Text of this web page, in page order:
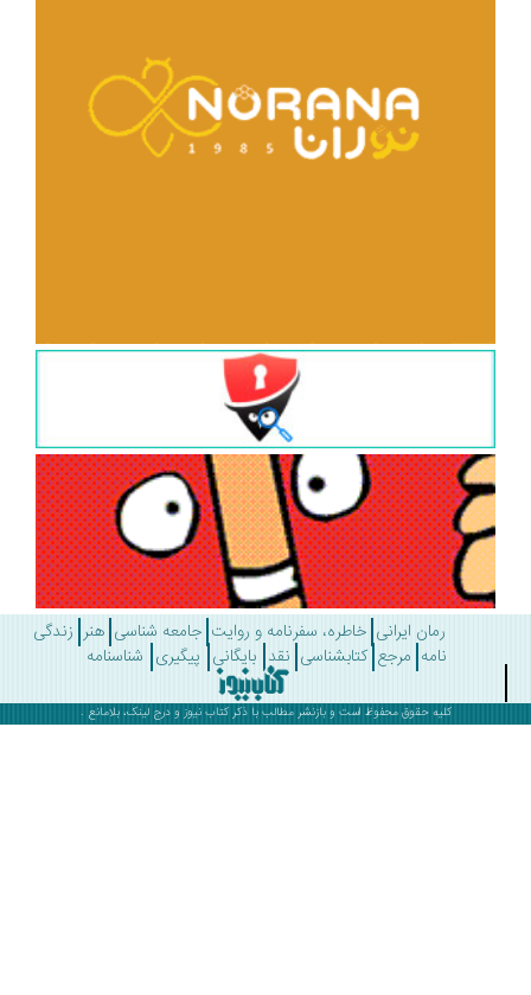
رمان ایرانی خاطره، سفرنامه و روایت جامعه شناسی هنر زندگی
مرجع کتابشناسی نقد بایگانی پیگیری شناسنامه
کلیه حقوق محفوظ است و بازنشر مطالب با ذکرکتاب نیوز و درج لینک، بلامانع .